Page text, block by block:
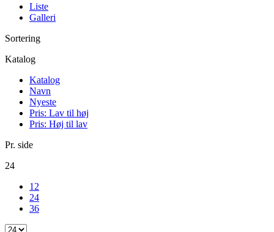
Liste
Galleri
Sortering
Katalog
Katalog
Navn
Nyeste
Pris: Lav til høj
Pris: Høj til lav
Pr. side
24
12
24
36